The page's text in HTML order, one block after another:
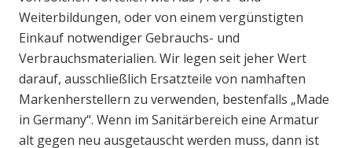
Weiterbildungen, oder von einem vergünstigten
Einkauf notwendiger Gebrauchs- und
Verbrauchsmaterialien. Wir legen seit jeher Wert
darauf, ausschließlich Ersatzteile von namhaften
Markenherstellern zu verwenden, bestenfalls „Made
in Germany“. Wenn im Sanitärbereich eine Armatur
alt gegen neu ausgetauscht werden muss, dann ist